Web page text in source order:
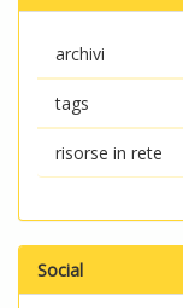
archivi
tags
risorse in rete
Social